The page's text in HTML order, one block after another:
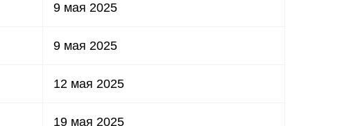
9 мая 2025
9 мая 2025
12 мая 2025
19 мая 2025